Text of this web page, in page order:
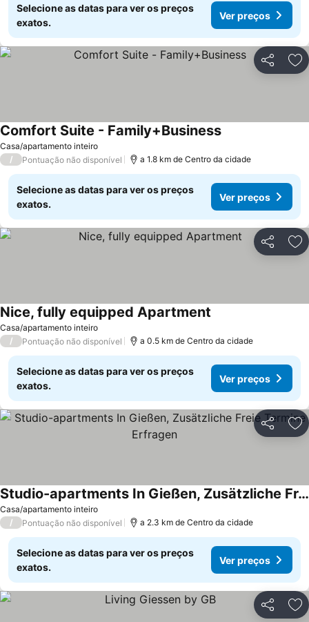
Selecione as datas para ver os preços
exatos.
Ver preços
Partilhar
Casa/apartamento inteiro
Comfort Suite - Family+Business
/ Pontuação não disponível a 1.8 km de Centro da cidade
Selecione as datas para ver os preços
exatos.
Ver preços
Partilhar
Casa/apartamento inteiro
Nice, fully equipped Apartment
/ Pontuação não disponível a 0.5 km de Centro da cidade
Selecione as datas para ver os preços
exatos.
Ver preços
Partilhar
Casa/apartamento inteiro
Studio-apartments In Gießen, Zusätzliche Freie Termine Erfragen
/ Pontuação não disponível a 2.3 km de Centro da cidade
Selecione as datas para ver os preços
exatos.
Ver preços
Partilhar